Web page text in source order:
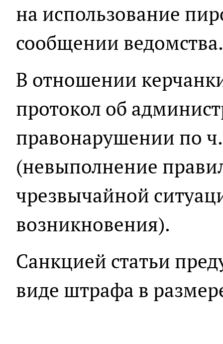
на использование
сообщении ведомства.
В отношении
протокол об
правонарушении по
(невыполнение
чрезвычайной
возникновения).
Санкцией статьи
виде штрафа в